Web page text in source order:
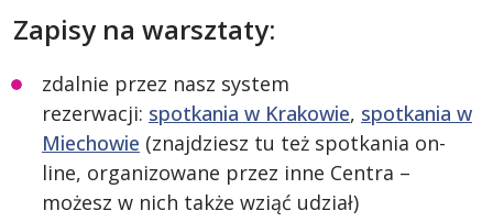
Zapisy na warsztaty:
zdalnie przez nasz system
rezerwacji: spotkania w Krakowie, spotkania w
Miechowie (znajdziesz tu też spotkania on-
line, organizowane przez inne Centra –
możesz w nich także wziąć udział)